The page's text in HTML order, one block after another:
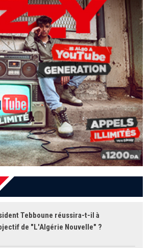
Tebboune réussira-t-il à
de "L'Algérie Nouvelle" ?